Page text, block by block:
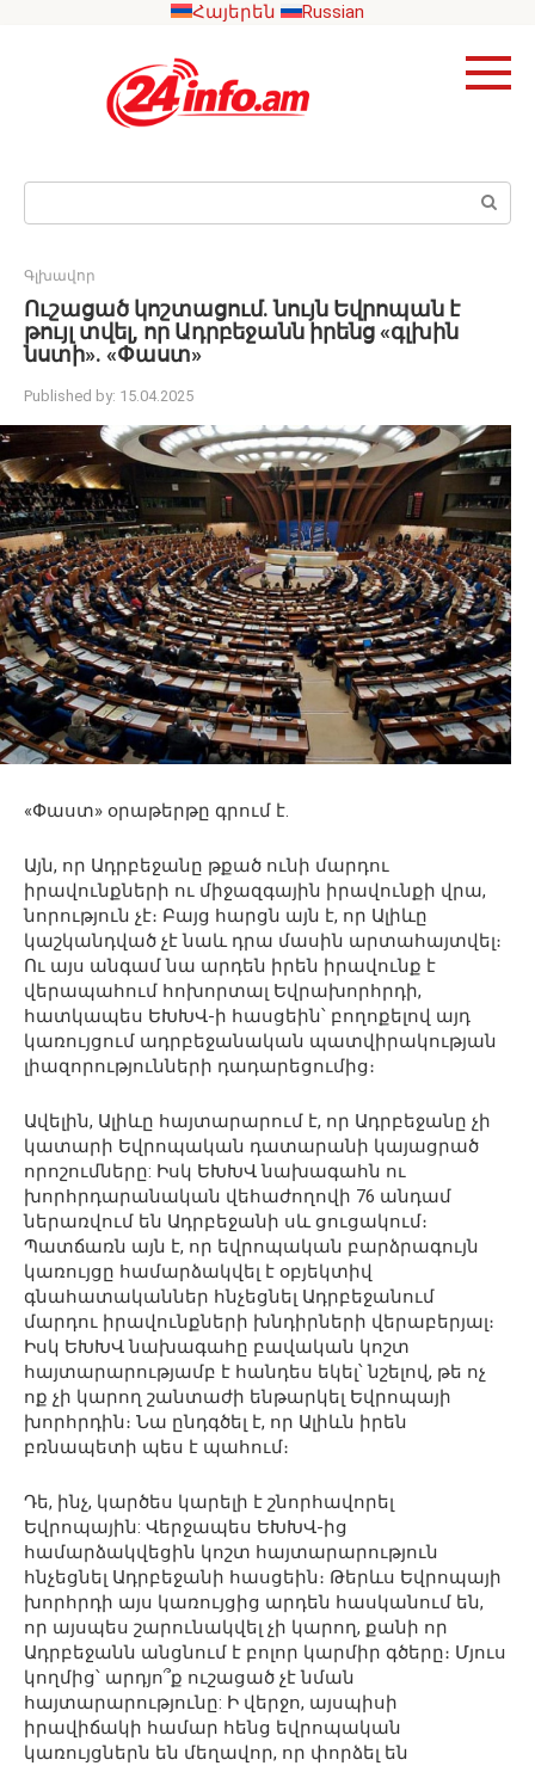
Հայերեն Russian
Search:
Գլխավոր
Ուշացած կոշտացում. նույն Եվրոպան է
թույլ տվել, որ Ադրբեջանն իրենց «գլխին
նստի». «Փաստ»
Published by: 15.04.2025
«Փաստ» օրաթերթը գրում է.
Այն, որ Ադրբեջանը թքած ունի մարդու
իրավունքների ու միջազգային իրավունքի վրա,
նորություն չէ։ Բայց հարցն այն է, որ Ալիևը
կաշկանդված չէ նաև դրա մասին արտահայտվել։
Ու այս անգամ նա արդեն իրեն իրավունք է
վերապահում հոխորտալ Եվրախորհրդի,
հատկապես ԵԽԽՎ-ի հասցեին՝ բողոքելով այդ
կառույցում ադրբեջանական պատվիրակության
լիազորությունների դադարեցումից։
Ավելին, Ալիևը հայտարարում է, որ Ադրբեջանը չի
կատարի Եվրոպական դատարանի կայացրած
որոշումները: Իսկ ԵԽԽՎ նախագահն ու
խորհրդարանական վեհաժողովի 76 անդամ
ներառվում են Ադրբեջանի սև ցուցակում։
Պատճառն այն է, որ եվրոպական բարձրագույն
կառույցը համարձակվել է օբյեկտիվ
գնահատականներ հնչեցնել Ադրբեջանում
մարդու իրավունքների խնդիրների վերաբերյալ։
Իսկ ԵԽԽՎ նախագահը բավական կոշտ
հայտարարությամբ է հանդես եկել՝ նշելով, թե ոչ
ոք չի կարող շանտաժի ենթարկել Եվրոպայի
խորհրդին։ Նա ընդգծել է, որ Ալիևն իրեն
բռնապետի պես է պահում։
Դե, ինչ, կարծես կարելի է շնորհավորել
Եվրոպային: Վերջապես ԵԽԽՎ-ից
համարձակվեցին կոշտ հայտարարություն
հնչեցնել Ադրբեջանի հասցեին։ Թերևս Եվրոպայի
խորհրդի այս կառույցից արդեն հասկանում են,
որ այսպես շարունակվել չի կարող, քանի որ
Ադրբեջանն անցնում է բոլոր կարմիր գծերը։ Մյուս
կողմից՝ արդյո՞ք ուշացած չէ նման
հայտարարությունը: Ի վերջո, այսպիսի
իրավիճակի համար հենց եվրոպական
կառույցներն են մեղավոր, որ փորձել են